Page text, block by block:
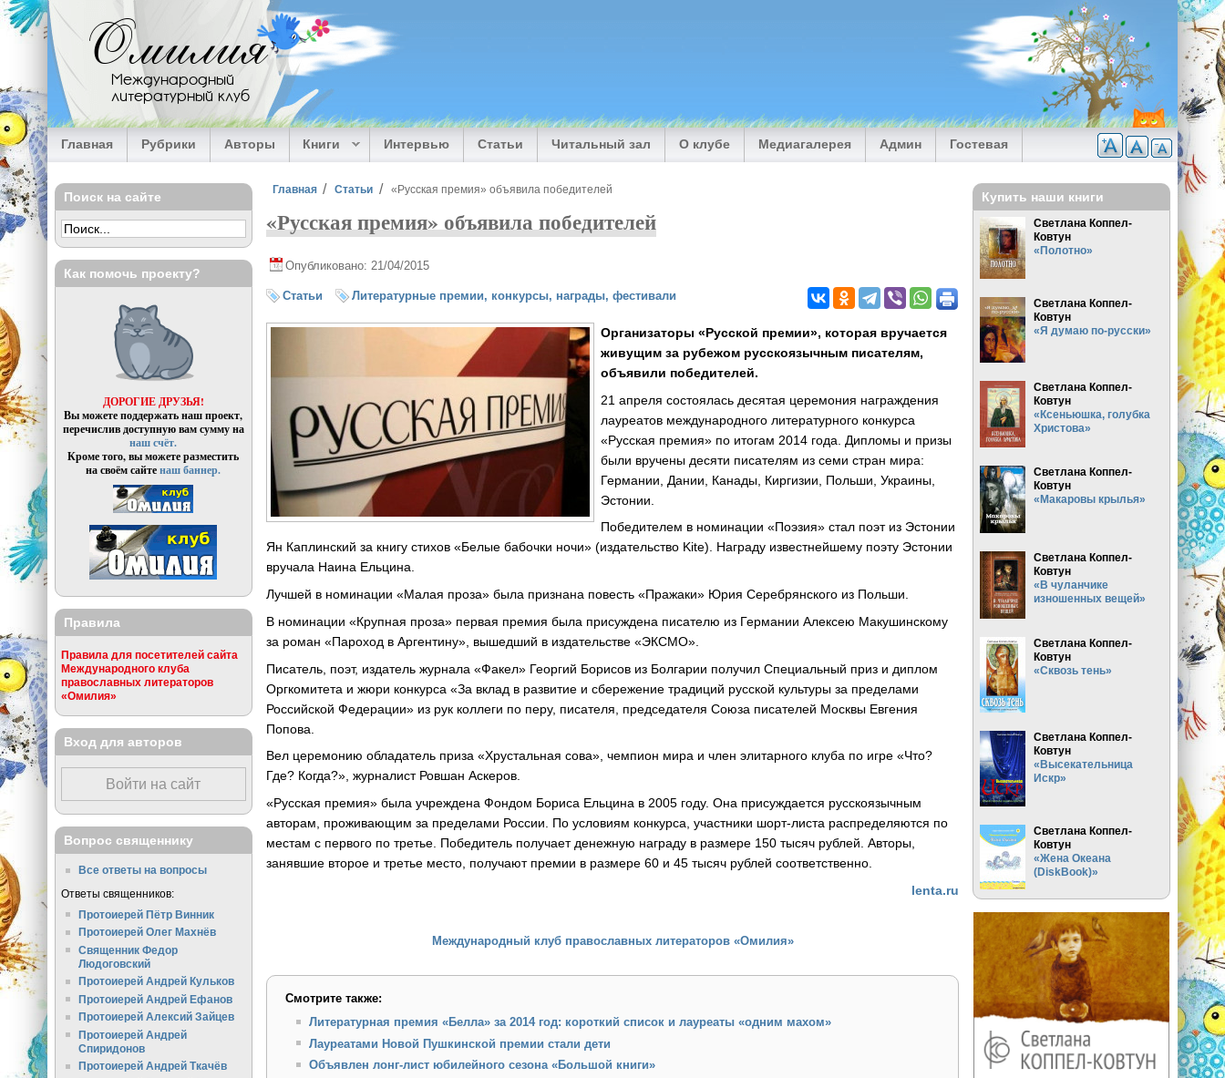
Перейти к основному содержанию
Омилия
Международный
литературный клуб
Главная Рубрики Авторы Книги Интервью Статьи Читальный зал О клубе Медиагалерея Админ Гостевая
Вы здесь
Главная Статьи «Русская премия» объявила победителей
«Русская премия» объявила победителей
Опубликовано: 21/04/2015
Статьи Литературные премии, конкурсы, награды, фестивали
Организаторы «Русской премии», которая вручается
живущим за рубежом русскоязычным писателям,
объявили победителей.
21 апреля состоялась десятая церемония награждения
лауреатов международного литературного конкурса
«Русская премия» по итогам 2014 года. Дипломы и призы
были вручены десяти писателям из семи стран мира:
Германии, Дании, Канады, Киргизии, Польши, Украины,
Эстонии.
Победителем в номинации «Поэзия» стал поэт из Эстонии
Ян Каплинский за книгу стихов «Белые бабочки ночи» (издательство Kite). Награду известнейшему поэту Эстонии
вручала Наина Ельцина.
Лучшей в номинации «Малая проза» была признана повесть «Пражаки» Юрия Серебрянского из Польши.
В номинации «Крупная проза» первая премия была присуждена писателю из Германии Алексею Макушинскому
за роман «Пароход в Аргентину», вышедший в издательстве «ЭКСМО».
Писатель, поэт, издатель журнала «Факел» Георгий Борисов из Болгарии получил Специальный приз и диплом
Оргкомитета и жюри конкурса «За вклад в развитие и сбережение традиций русской культуры за пределами
Российской Федерации» из рук коллеги по перу, писателя, председателя Союза писателей Москвы Евгения
Попова.
Вел церемонию обладатель приза «Хрустальная сова», чемпион мира и член элитарного клуба по игре «Что?
Где? Когда?», журналист Ровшан Аскеров.
«Русская премия» была учреждена Фондом Бориса Ельцина в 2005 году. Она присуждается русскоязычным
авторам, проживающим за пределами России. По условиям конкурса, участники шорт-листа распределяются по
местам с первого по третье. Победитель получает денежную награду в размере 150 тысяч рублей. Авторы,
занявшие второе и третье место, получают премии в размере 60 и 45 тысяч рублей соответственно.
lenta.ru
Международный клуб православных литераторов «Омилия»
Смотрите также:
Литературная премия «Белла» за 2014 год: короткий список и лауреаты «одним махом»
Лауреатами Новой Пушкинской премии стали дети
Объявлен лонг-лист юбилейного сезона «Большой книги»
Поиск на сайте
Как помочь проекту?
ДОРОГИЕ ДРУЗЬЯ!
Вы можете поддержать наш проект,
перечислив доступную вам сумму на
наш счёт.
Кроме того, вы можете разместить
на своём сайтенаш баннер.
Правила
Правила для посетителей сайта
Международного клуба
православных литераторов
«Омилия»
Вход для авторов
Войти на сайт
Вопрос священнику
Все ответы на вопросы
Ответы священников:
Протоиерей Пётр Винник
Протоиерей Олег Махнёв
Священник Федор
Людоговский
Протоиерей Андрей Кульков
Протоиерей Андрей Ефанов
Протоиерей Алексий Зайцев
Протоиерей Андрей
Спиридонов
Протоиерей Андрей Ткачёв
Купить наши книги
Светлана Коппел-
Ковтун
«Полотно»
Светлана Коппел-
Ковтун
«Я думаю по-русски»
Светлана Коппел-
Ковтун
«Ксеньюшка, голубка
Христова»
Светлана Коппел-
Ковтун
«Макаровы крылья»
Светлана Коппел-
Ковтун
«В чуланчике
изношенных вещей»
Светлана Коппел-
Ковтун
«Сквозь тень»
Светлана Коппел-
Ковтун
«Высекательница
Искр»
Светлана Коппел-
Ковтун
«Жена Океана
(DiskBook)»